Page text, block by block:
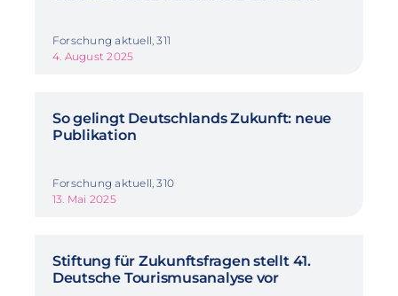
Forschung aktuell, 311
4. August 2025
So gelingt Deutschlands Zukunft: neue
Publikation
Forschung aktuell, 310
13. Mai 2025
Stiftung für Zukunftsfragen stellt 41.
Deutsche Tourismusanalyse vor